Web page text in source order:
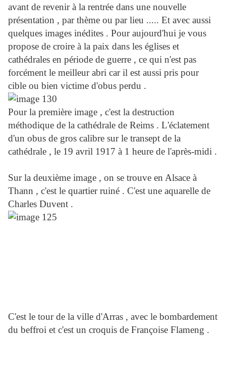
avant de revenir à la rentrée dans une nouvelle
présentation , par thème ou par lieu ..... Et avec aussi
quelques images inédites . Pour aujourd'hui je vous
propose de croire à la paix dans les églises et
cathédrales en période de guerre , ce qui n'est pas
forcément le meilleur abri car il est aussi pris pour
cible ou bien victime d'obus perdu .
Pour la première image , c'est la destruction
méthodique de la cathédrale de Reims . L'éclatement
d'un obus de gros calibre sur le transept de la
cathédrale , le 19 avril 1917 à 1 heure de l'après-midi .
Sur la deuxième image , on se trouve en Alsace à
Thann , c'est le quartier ruiné . C'est une aquarelle de
Charles Duvent .
C'est le tour de la ville d'Arras , avec le bombardement
du beffroi et c'est un croquis de Françoise Flameng .